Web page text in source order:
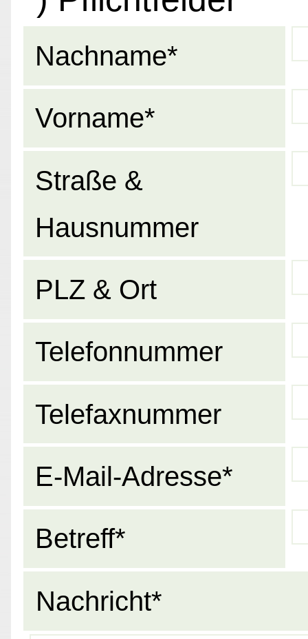
Nachname*
Vorname*
Straße &
Hausnummer
PLZ & Ort
Telefonnummer
Telefaxnummer
E-Mail-Adresse*
Betreff*
Nachricht*